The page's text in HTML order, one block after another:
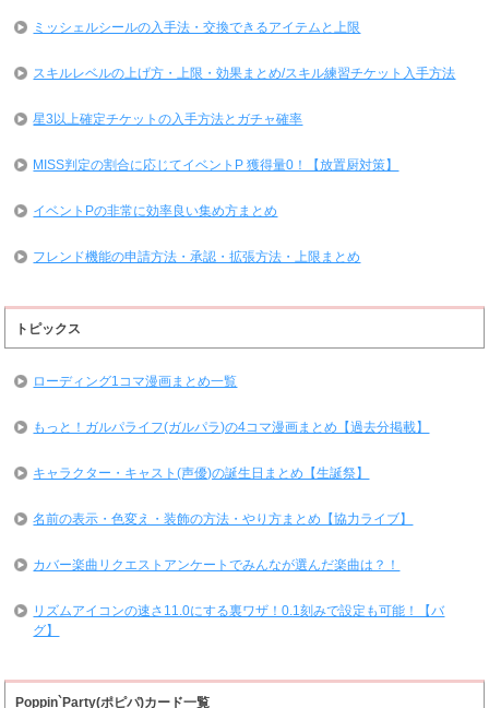
ミッシェルシールの入手法・交換できるアイテムと上限
スキルレベルの上げ方・上限・効果まとめ/スキル練習チケット入手方法
星3以上確定チケットの入手方法とガチャ確率
MISS判定の割合に応じてイベントP 獲得量0！【放置厨対策】
イベントPの非常に効率良い集め方まとめ
フレンド機能の申請方法・承認・拡張方法・上限まとめ
トピックス
ローディング1コマ漫画まとめ一覧
もっと！ガルパライフ(ガルパラ)の4コマ漫画まとめ【過去分掲載】
キャラクター・キャスト(声優)の誕生日まとめ【生誕祭】
名前の表示・色変え・装飾の方法・やり方まとめ【協力ライブ】
カバー楽曲リクエストアンケートでみんなが選んだ楽曲は？！
リズムアイコンの速さ11.0にする裏ワザ！0.1刻みで設定も可能！【バ
グ】
Poppin`Party(ポピパ)カード一覧